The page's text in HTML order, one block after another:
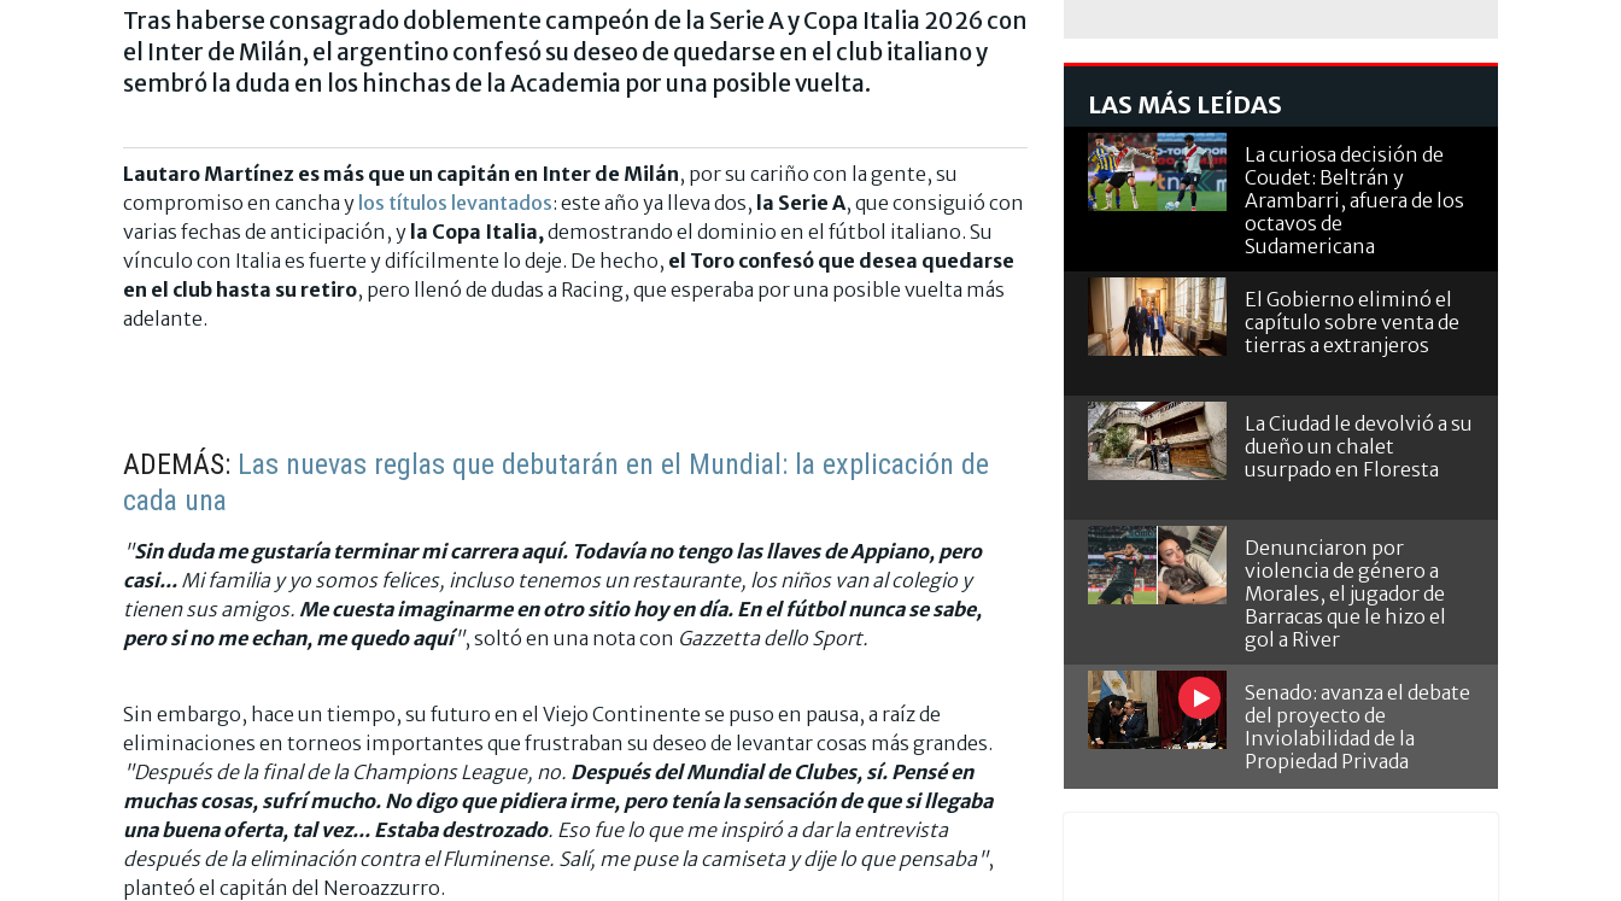
Tras haberse consagrado doblemente campeón de la Serie A y Copa Italia 2026 con
el Inter de Milán, el argentino confesó su deseo de quedarse en el club italiano y
sembró la duda en los hinchas de la Academia por una posible vuelta.
Lautaro Martínez es más que un capitán en Inter de Milán, por su cariño con la gente, su
compromiso en cancha y los títulos levantados: este año ya lleva dos, la Serie A, que consiguió con
varias fechas de anticipación, y la Copa Italia, demostrando el dominio en el fútbol italiano. Su
vínculo con Italia es fuerte y difícilmente lo deje. De hecho, el Toro confesó que desea quedarse
en el club hasta su retiro, pero llenó de dudas a Racing, que esperaba por una posible vuelta más
adelante.
ADEMÁS: Las nuevas reglas que debutarán en el Mundial: la explicación de
cada una
"Sin duda me gustaría terminar mi carrera aquí. Todavía no tengo las llaves de Appiano, pero
casi... Mi familia y yo somos felices, incluso tenemos un restaurante, los niños van al colegio y
tienen sus amigos. Me cuesta imaginarme en otro sitio hoy en día. En el fútbol nunca se sabe,
pero si no me echan, me quedo aquí", soltó en una nota con Gazzetta dello Sport.
Sin embargo, hace un tiempo, su futuro en el Viejo Continente se puso en pausa, a raíz de
eliminaciones en torneos importantes que frustraban su deseo de levantar cosas más grandes.
"Después de la final de la Champions League, no. Después del Mundial de Clubes, sí. Pensé en
muchas cosas, sufrí mucho. No digo que pidiera irme, pero tenía la sensación de que si llegaba
una buena oferta, tal vez... Estaba destrozado. Eso fue lo que me inspiró a dar la entrevista
después de la eliminación contra el Fluminense. Salí, me puse la camiseta y dije lo que pensaba",
planteó el capitán del Neroazzurro.
LAS MÁS LEÍDAS
La curiosa decisión de
Coudet: Beltrán y
Arambarri, afuera de los
octavos de
Sudamericana
El Gobierno eliminó el
capítulo sobre venta de
tierras a extranjeros
La Ciudad le devolvió a su
dueño un chalet
usurpado en Floresta
Denunciaron por
violencia de género a
Morales, el jugador de
Barracas que le hizo el
gol a River
Senado: avanza el debate
del proyecto de
Inviolabilidad de la
Propiedad Privada